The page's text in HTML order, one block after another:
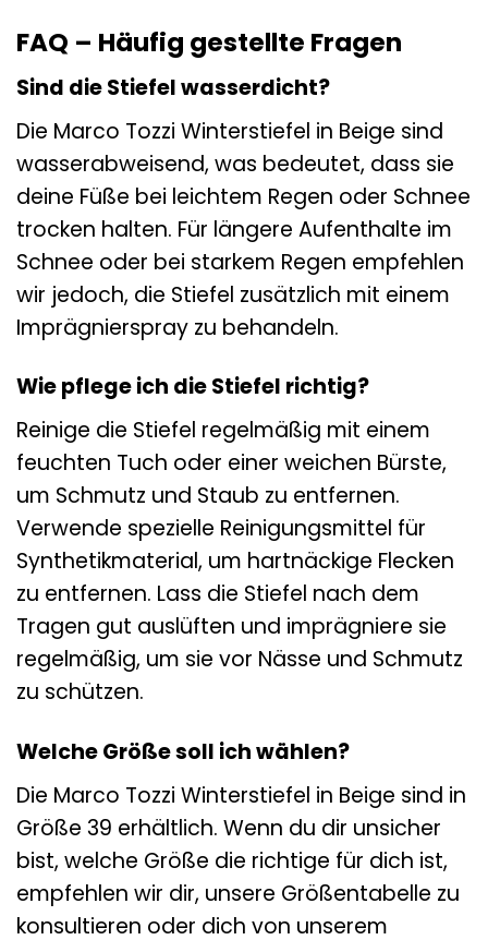
FAQ – Häufig gestellte Fragen
Sind die Stiefel wasserdicht?
Die Marco Tozzi Winterstiefel in Beige sind
wasserabweisend, was bedeutet, dass sie
deine Füße bei leichtem Regen oder Schnee
trocken halten. Für längere Aufenthalte im
Schnee oder bei starkem Regen empfehlen
wir jedoch, die Stiefel zusätzlich mit einem
Imprägnierspray zu behandeln.
Wie pflege ich die Stiefel richtig?
Reinige die Stiefel regelmäßig mit einem
feuchten Tuch oder einer weichen Bürste,
um Schmutz und Staub zu entfernen.
Verwende spezielle Reinigungsmittel für
Synthetikmaterial, um hartnäckige Flecken
zu entfernen. Lass die Stiefel nach dem
Tragen gut auslüften und imprägniere sie
regelmäßig, um sie vor Nässe und Schmutz
zu schützen.
Welche Größe soll ich wählen?
Die Marco Tozzi Winterstiefel in Beige sind in
Größe 39 erhältlich. Wenn du dir unsicher
bist, welche Größe die richtige für dich ist,
empfehlen wir dir, unsere Größentabelle zu
konsultieren oder dich von unserem